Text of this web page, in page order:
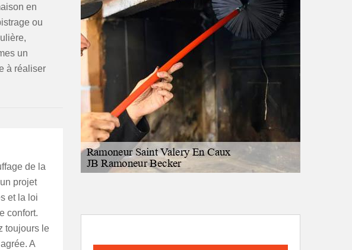
en
ou
un
à réaliser
de la
projet
et la loi
confort.
toujours le
A